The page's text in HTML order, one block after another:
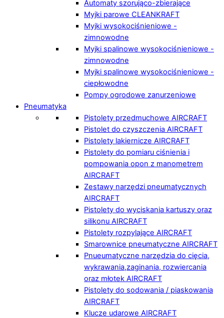
Automaty szorująco-zbierające
Myjki parowe CLEANKRAFT
Myjki wysokociśnieniowe -
zimnowodne
Myjki spalinowe wysokociśnieniowe -
zimnowodne
Myjki spalinowe wysokociśnieniowe -
ciepłowodne
Pompy ogrodowe zanurzeniowe
Pneumatyka
Pistolety przedmuchowe AIRCRAFT
Pistolet do czyszczenia AIRCRAFT
Pistolety lakiernicze AIRCRAFT
Pistolety do pomiaru ciśnienia i
pompowania opon z manometrem
AIRCRAFT
Zestawy narzędzi pneumatycznych
AIRCRAFT
Pistolety do wyciskania kartuszy oraz
silikonu AIRCRAFT
Pistolety rozpylające AIRCRAFT
Smarownice pneumatyczne AIRCRAFT
Pnueumatyczne narzędzia do cięcia,
wykrawania,zaginania, rozwiercania
oraz młotek AIRCRAFT
Pistolety do sodowania / piaskowania
AIRCRAFT
Klucze udarowe AIRCRAFT